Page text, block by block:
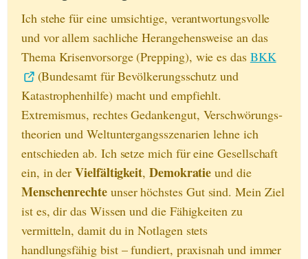
Ich stehe für eine umsichtige, verantwortungsvolle
und vor allem sachliche Herangehensweise an das
Thema Krisenvorsorge (Prepping), wie es das BKK
(Bundesamt für Bevölkerungsschutz und
Katastrophenhilfe) macht und empfiehlt.
Extremismus, rechtes Gedankengut, Verschwörungs­
theorien und Weltuntergangs­szenarien lehne ich
entschieden ab. Ich setze mich für eine Gesellschaft
ein, in derVielfältigkeit, Demokratie und die
Menschenrechte unser höchstes Gut sind. Mein Ziel
ist es, dir das Wissen und die Fähigkeiten zu
vermitteln, damit du in Notlagen stets
handlungsfähig bist – fundiert, praxisnah und immer